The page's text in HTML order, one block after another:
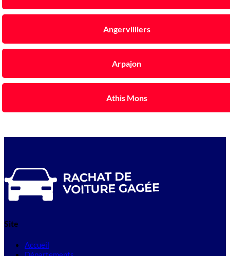
Angervilliers
Arpajon
Athis Mons
Site
Accueil